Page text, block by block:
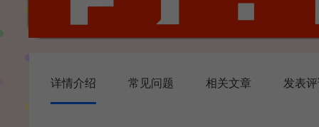
详情介绍 常见问题 相关文章 发表